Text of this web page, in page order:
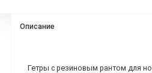
Описание
Гетры с резиновым рантом для